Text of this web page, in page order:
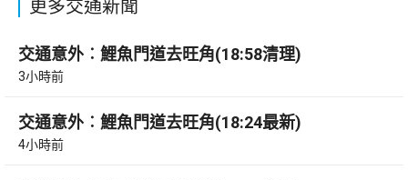
更多交通新聞
交通意外︰鯉魚門道去旺角(18:58清理)
3小時前
交通意外︰鯉魚門道去旺角(18:24最新)
4小時前